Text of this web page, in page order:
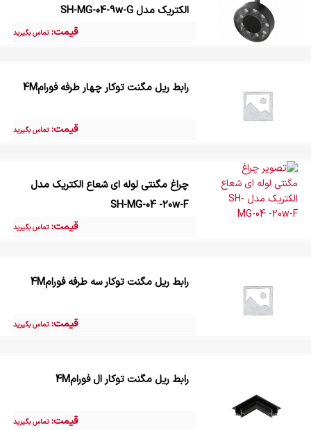
الکتریک مدل SH-MG-04-9w-G
قیمت:تماس بگیرید
رابط ریل مگنت توکار چهار طرفه فورام4M
قیمت:تماس بگیرید
چراغ مگنتی لوله ای شعاع الکتریک مدل
SH-MG-04 -20w-F
قیمت:تماس بگیرید
رابط ریل مگنت توکار سه طرفه فورام4M
قیمت:تماس بگیرید
رابط ریل مگنت توکار ال فورام4M
قیمت:تماس بگیرید